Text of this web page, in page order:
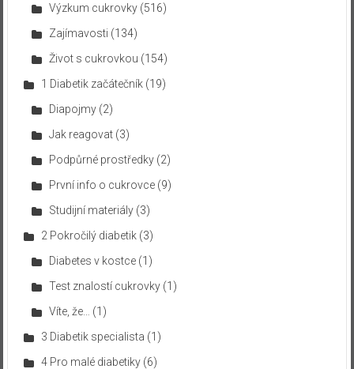
Výzkum cukrovky(516)
Zajímavosti (134)
Život s cukrovkou (154)
1 Diabetik začátečník(19)
Diapojmy(2)
Jak reagovat(3)
Podpůrné prostředky(2)
První info o cukrovce(9)
Studijní materiály(3)
2 Pokročilý diabetik(3)
Diabetes v kostce(1)
Test znalostí cukrovky(1)
Víte, že…
(1)
3 Diabetik specialista (1)
4 Pro malé diabetiky(6)